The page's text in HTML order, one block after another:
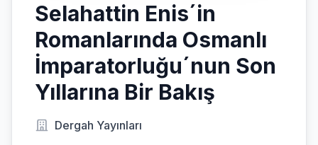
Selahattin Enis´in
Romanlarında Osmanlı
İmparatorluğu´nun Son
Yıllarına Bir Bakış
Dergah Yayınları